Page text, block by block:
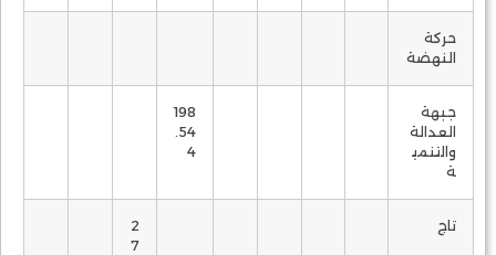
حركة
النهضة
جبهة
العدالة
والتنمي
ة
198
.54
4
تاج
2
7